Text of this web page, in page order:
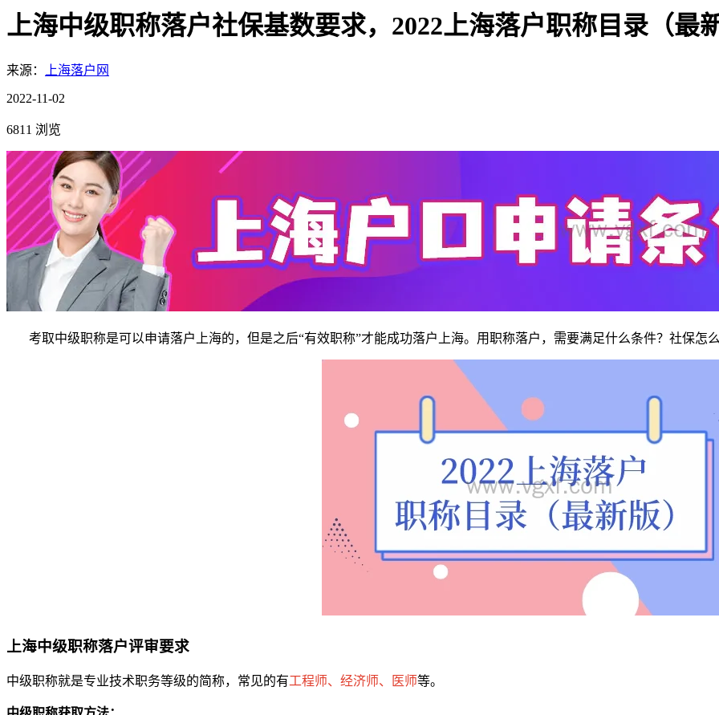
上海中级职称落户社保基数要求，2022上海落户职称目录（最
来源： 上海落户网
2022-11-02
6811 浏览
考取中级职称是可以申请落户上海的，但是之后“有效职称”才能成功落户上海。用职称落户，需要满足什么条件？社保怎
上海中级职称落户评审要求
中级职称就是专业技术职务等级的简称，常见的有工程师、经济师、医师等。